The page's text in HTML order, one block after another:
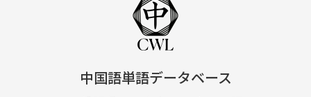
中国語単語データベース